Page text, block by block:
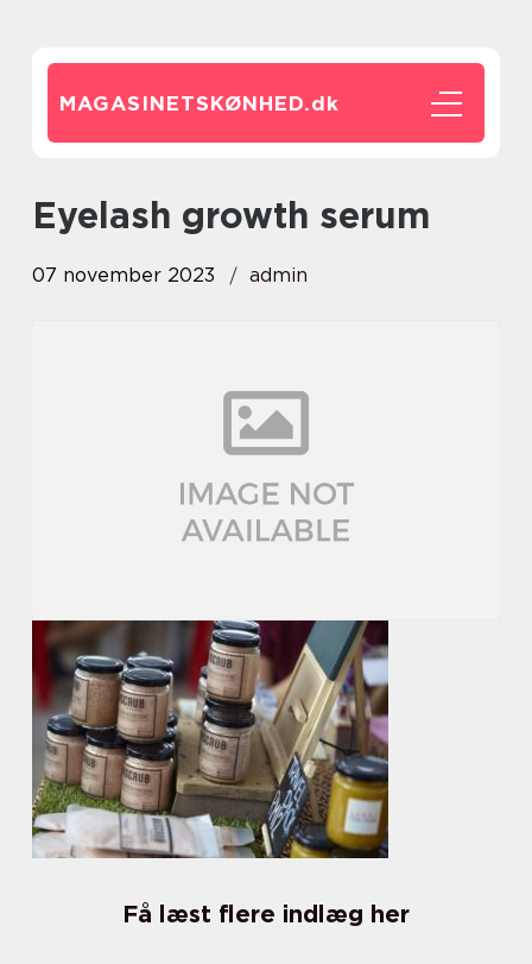
MAGASINETSKØNHED.dk
eyelash growth serum
07 november 2023 admin
Få læst flere indlæg her